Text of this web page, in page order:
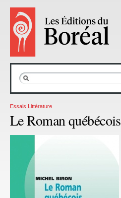
Essais Littérature
Le Roman québécois